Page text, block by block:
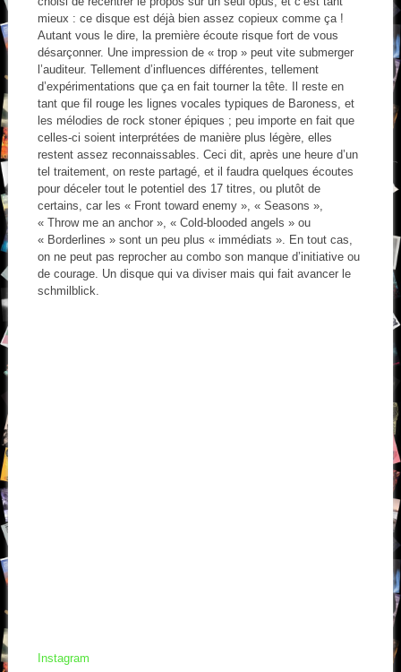
mieux : ce disque est déjà bien assez copieux comme ça !
Autant vous le dire, la première écoute risque fort de vous
désarçonner. Une impression de « trop » peut vite submerger
l’auditeur. Tellement d’influences différentes, tellement
d’expérimentations que ça en fait tourner la tête. Il reste en
tant que fil rouge les lignes vocales typiques de Baroness, et
les mélodies de rock stoner épiques ; peu importe en fait que
celles-ci soient interprétées de manière plus légère, elles
restent assez reconnaissables. Ceci dit, après une heure d’un
tel traitement, on reste partagé, et il faudra quelques écoutes
pour déceler tout le potentiel des 17 titres, ou plutôt de
certains, car les « Front toward enemy », « Seasons »,
« Throw me an anchor », « Cold-blooded angels » ou
« Borderlines » sont un peu plus « immédiats ». En tout cas,
on ne peut pas reprocher au combo son manque d’initiative ou
de courage. Un disque qui va diviser mais qui fait avancer le
schmilblick.
Instagram